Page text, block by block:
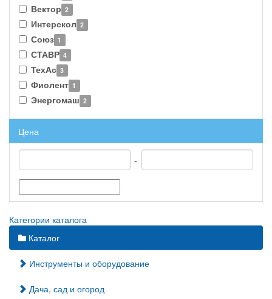
Вектор 2
Интерскол 2
Союз 1
СТАВР 4
ТехАс 3
Фиолент 1
Энергомаш 2
Цена
-
Категории каталога
Каталог
Инструменты и оборудование
Дача, сад и огород